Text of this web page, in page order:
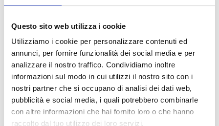
Questo sito web utilizza i cookie
Utilizziamo i cookie per personalizzare contenuti ed
annunci, per fornire funzionalità dei social media e per
analizzare il nostro traffico. Condividiamo inoltre
informazioni sul modo in cui utilizzi il nostro sito con i
nostri partner che si occupano di analisi dei dati web,
pubblicità e social media, i quali potrebbero combinarle
con altre informazioni che hai fornito loro o che hanno
raccolto dal tuo utilizzo dei loro servizi.
torna alle offerte
Altri link interessanti